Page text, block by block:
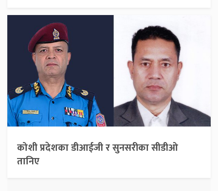
कोशी प्रदेशका डीआईजी र सुनसरीका सीडीओ
तानिए